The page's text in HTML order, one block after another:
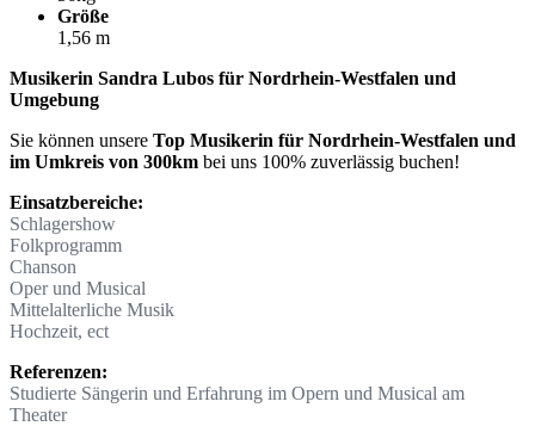
Größe
1,56 m
Musikerin Sandra Lubos für Nordrhein-Westfalen und
Umgebung
Sie können unsere Top Musikerin für Nordrhein-Westfalen und
im Umkreis von 300km bei uns 100% zuverlässig buchen!
Einsatzbereiche:
Schlagershow
Folkprogramm
Chanson
Oper und Musical
Mittelalterliche Musik
Hochzeit, ect
Referenzen:
Studierte Sängerin und Erfahrung im Opern und Musical am
Theater